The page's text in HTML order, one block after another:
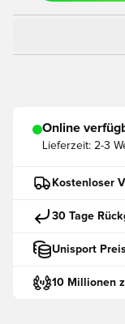
Online
Lieferzeit: 2-3
Kostenloser
30 Tage
Unisport
10 Millionen